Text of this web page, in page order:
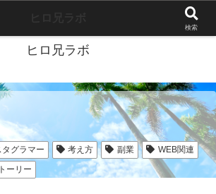
ヒロ兄ラボ
タグラマー 考え方 副業
WEB関連
ーリー
検索